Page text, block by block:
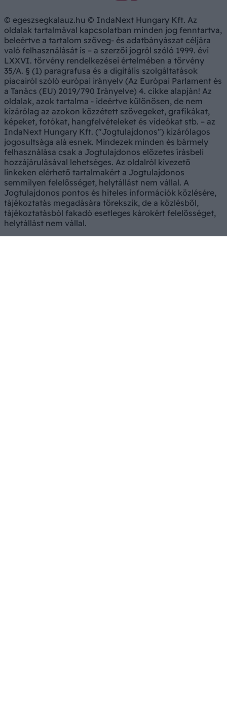
© egeszsegkalauz.hu © IndaNext Hungary Kft. Az
oldalak tartalmával kapcsolatban minden jog fenntartva,
beleértve a tartalom szöveg- és adatbányászat céljára
való felhasználását is – a szerzői jogról szóló 1999. évi
LXXVI. törvény rendelkezései értelmében a törvény
35/A. § (1) paragrafusa és a digitális szolgáltatások
piacairól szóló európai irányelv (Az Európai Parlament és
a Tanács (EU) 2019/790 Irányelve) 4. cikke alapján! Az
oldalak, azok tartalma - ideértve különösen, de nem
kizárólag az azokon közzétett szövegeket, grafikákat,
képeket, fotókat, hangfelvételeket és videókat stb. – az
IndaNext Hungary Kft. ("Jogtulajdonos") kizárólagos
jogosultsága alá esnek. Mindezek minden és bármely
felhasználása csak a Jogtulajdonos előzetes írásbeli
hozzájárulásával lehetséges. Az oldalról kivezető
linkeken elérhető tartalmakért a Jogtulajdonos
semmilyen felelősséget, helytállást nem vállal. A
Jogtulajdonos pontos és hiteles információk közlésére,
tájékoztatás megadására törekszik, de a közlésből,
tájékoztatásból fakadó esetleges károkért felelősséget,
helytállást nem vállal.